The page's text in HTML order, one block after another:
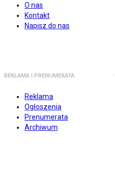
O nas
Kontakt
Napisz do nas
REKLAMA I PRENUMERATA
Reklama
Ogłoszenia
Prenumerata
Archiwum